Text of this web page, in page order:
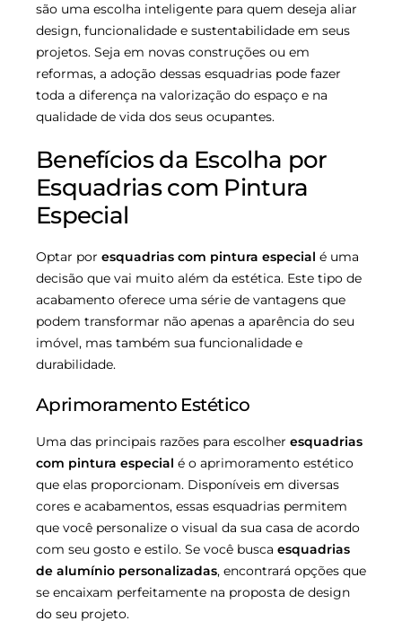
são uma escolha inteligente para quem deseja aliar
design, funcionalidade e sustentabilidade em seus
projetos. Seja em novas construções ou em
reformas, a adoção dessas esquadrias pode fazer
toda a diferença na valorização do espaço e na
qualidade de vida dos seus ocupantes.
Benefícios da Escolha por
Esquadrias com Pintura
Especial
Optar por esquadrias com pintura especial é uma
decisão que vai muito além da estética. Este tipo de
acabamento oferece uma série de vantagens que
podem transformar não apenas a aparência do seu
imóvel, mas também sua funcionalidade e
durabilidade.
Aprimoramento Estético
Uma das principais razões para escolher esquadrias
com pintura especial é o aprimoramento estético
que elas proporcionam. Disponíveis em diversas
cores e acabamentos, essas esquadrias permitem
que você personalize o visual da sua casa de acordo
com seu gosto e estilo. Se você busca esquadrias
de alumínio personalizadas, encontrará opções que
se encaixam perfeitamente na proposta de design
do seu projeto.